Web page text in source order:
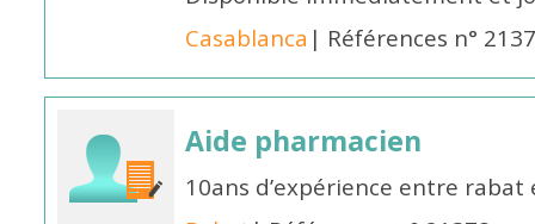
Casablanca | Références n°
Aide pharmacien
10ans d’expérience entre